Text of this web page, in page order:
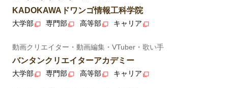
KADOKAWAドワンゴ情報工科学院
大学部 専門部 高等部 キャリア
動画クリエイター・動画編集・VTuber・歌い手
バンタンクリエイターアカデミー
大学部 専門部 高等部 キャリア